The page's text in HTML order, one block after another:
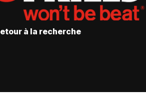
à la recherche